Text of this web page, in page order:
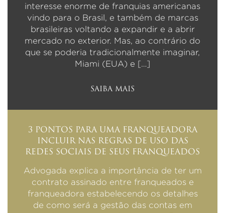
interesse enorme de franquias americanas
vindo para o Brasil, e também de marcas
brasileiras voltando a expandir e a abrir
mercado no exterior. Mas, ao contrário do
que se poderia tradicionalmente imaginar,
Miami (EUA) e […]
SAIBA MAIS
3 PONTOS PARA UMA FRANQUEADORA
INCLUIR NAS REGRAS DE USO DAS
REDES SOCIAIS DE SEUS FRANQUEADOS
Advogada explica a importância de ter um
contrato assinado entre franqueados e
franqueadora estabelecendo os detalhes
de como será a gestão das contas em